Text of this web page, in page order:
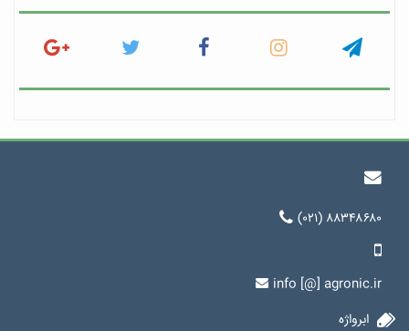
(۰۲۱) ۸۸۳۴۸۶۸۰
info [@] agronic.ir
ابرواژه